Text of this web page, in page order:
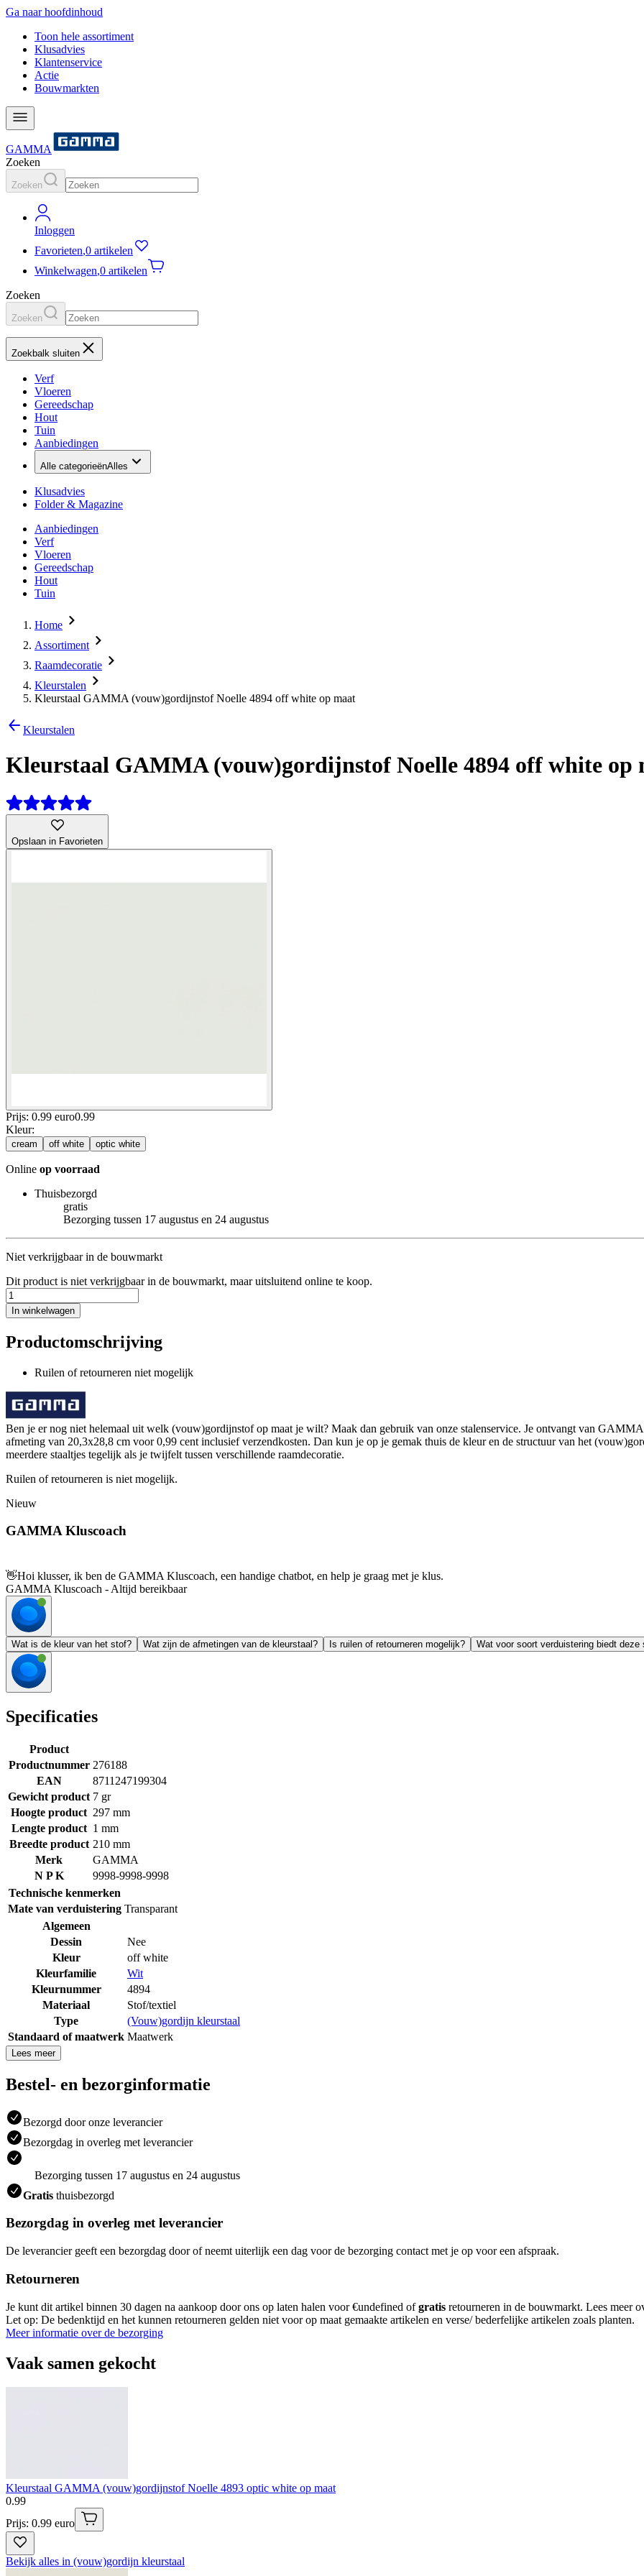
Ga naar hoofdinhoud
Toon hele assortiment
Klusadvies
Klantenservice
Actie
Bouwmarkten
GAMMA
Zoeken
Zoeken
Inloggen
Favorieten,0 artikelen
Winkelwagen,0 artikelen
Zoeken
Zoeken
Zoekbalk sluiten
Verf
Vloeren
Gereedschap
Hout
Tuin
Aanbiedingen
Alle categorieënAlles
Klusadvies
Folder & Magazine
Aanbiedingen
Verf
Vloeren
Gereedschap
Hout
Tuin
Home
Assortiment
Raamdecoratie
Kleurstalen
Kleurstaal GAMMA (vouw)gordijnstof Noelle 4894 off white op maat
Kleurstalen
Kleurstaal GAMMA (vouw)gordijnstof Noelle 4894 off white op
Opslaan in Favorieten
Prijs: 0.99 euro0.99
Kleur:
cream off white optic white
Online op voorraad
Thuisbezorgd
gratis
Bezorging tussen 17 augustus en 24 augustus
Niet verkrijgbaar in de bouwmarkt
Dit product is niet verkrijgbaar in de bouwmarkt, maar uitsluitend online te koop.
In winkelwagen
Productomschrijving
Ruilen of retourneren niet mogelijk
Ben je er nog niet helemaal uit welk (vouw)gordijnstof op maat je wilt? Maak dan gebruik van onze stalenservice. Je ontvangt van
afmeting van 20,3x28,8 cm voor 0,99 cent inclusief verzendkosten. Dan kun je op je gemak thuis de kleur en de structuur van het
meerdere staaltjes tegelijk als je twijfelt tussen verschillende raamdecoratie.
Ruilen of retourneren is niet mogelijk.
Nieuw
GAMMA Kluscoach
👋Hoi klusser, ik ben de GAMMA Kluscoach, een handige chatbot, en help je graag met je klus.
GAMMA Kluscoach - Altijd bereikbaar
Wat is de kleur van het stof? Wat zijn de afmetingen van de kleurstaal? Is ruilen of retourneren mogelijk? Wat voor soort verduistering biedt deze
Specificaties
Product
Productnummer 276188
EAN
8711247199304
Gewicht product 7 gr
Hoogte product 297 mm
Lengte product 1 mm
Breedte product 210 mm
Merk
GAMMA
N P K
9998-9998-9998
Technische kenmerken
Mate van verduistering Transparant
Algemeen
Dessin
Nee
Kleur
off white
Kleurfamilie
Wit
Kleurnummer
4894
Materiaal
Stof/textiel
Type
(Vouw)gordijn kleurstaal
Standaard of maatwerk Maatwerk
Lees meer
Bestel- en bezorginformatie
Bezorgd door onze leverancier
Bezorgdag in overleg met leverancier
Bezorging tussen 17 augustus en 24 augustus
Gratis thuisbezorgd
Bezorgdag in overleg met leverancier
De leverancier geeft een bezorgdag door of neemt uiterlijk een dag voor de bezorging contact met je op voor een afspraak.
Retourneren
Je kunt dit artikel binnen 30 dagen na aankoop door ons op laten halen voor €undefined ofgratis retourneren in de bouwmarkt. Lees meer
Let op: De bedenktijd en het kunnen retourneren gelden niet voor op maat gemaakte artikelen en verse/ bederfelijke artikelen zoals planten.
Meer informatie over de bezorging
Vaak samen gekocht
Kleurstaal GAMMA (vouw)gordijnstof Noelle 4893 optic white op maat
0.99
Prijs: 0.99 euro
Bekijk alles in (vouw)gordijn kleurstaal